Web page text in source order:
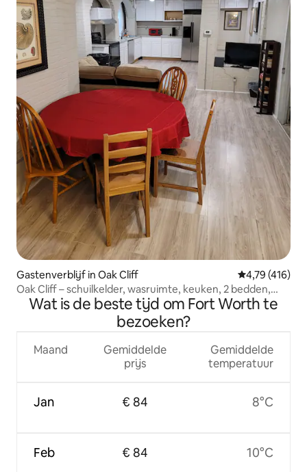
Gastenverblijf in Oak Cliff Gemiddelde
4,79 (416)
Oak Cliff – schuilkelder, wasruimte, keuken, 2 bedden,
bureau
Wat is de beste tijd om Fort Worth te
bezoeken?
Maand
Jan
Feb
Gemiddelde
prijs
€ 84
€ 84
Gemiddelde
temperatuur
8°C
10°C